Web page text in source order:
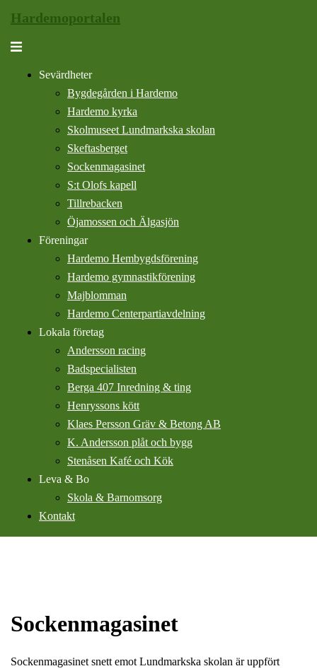
innehåll
Hardemoportalen
Slå
meny
Sevärdheter
Bygdegården i Hardemo
Hardemo kyrka
Skolmuseet Lundmarkska skolan
Skeftasberget
Sockenmagasinet
S:t Olofs kapell
Tillrebacken
Öjamossen och Älgasjön
Föreningar
Hardemo Hembygdsförening
Hardemo gymnastikförening
Majblomman
Hardemo Centerpartiavdelning
Lokala företag
Andersson racing
Badspecialisten
Berga 407 Inredning & ting
Henryssons kött
Klaes Persson Gräv & Betong AB
K. Andersson plåt och bygg
Stenåsen Kafé och Kök
Leva & Bo
Skola & Barnomsorg
Kontakt
Sockenmagasinet
Sockenmagasinet snett emot Lundmarkska skolan är uppfört